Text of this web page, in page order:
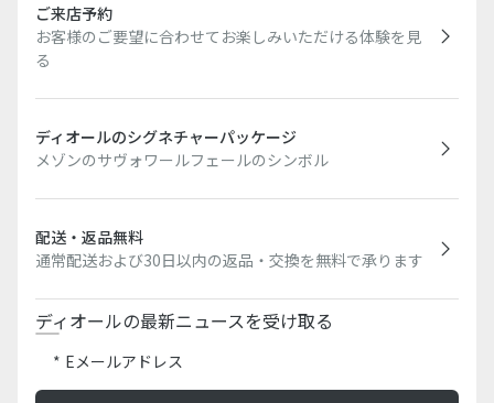
ご来店予約
お客様のご要望に合わせてお楽しみいただける体験を見
る
ディオールのシグネチャーパッケージ
メゾンのサヴォワールフェールのシンボル
配送・返品無料
通常配送および30日以内の返品・交換を無料で承ります
ディオールの最新ニュースを受け取る
Eメールアドレス